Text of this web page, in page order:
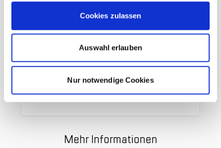
Cookies zulassen
Auswahl erlauben
Nur notwendige Cookies
Feuchtigkeitsregulierung
Helmkompatibel
44 % Schurwolle (Merino) + 43 %
Lyocell (TENCEL™) + 13 %
Mehr Informationen